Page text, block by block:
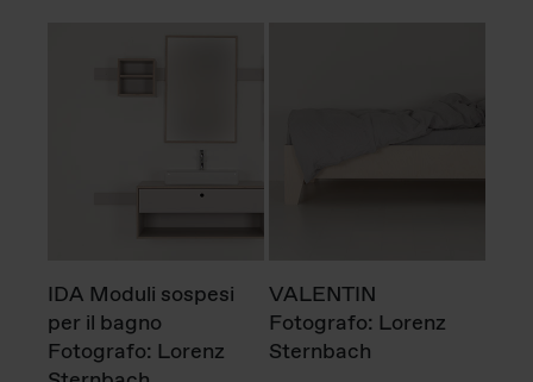
IDA Moduli sospesi
per il bagno
Fotografo: Lorenz
VALENTIN
Fotografo: Lorenz
Sternbach